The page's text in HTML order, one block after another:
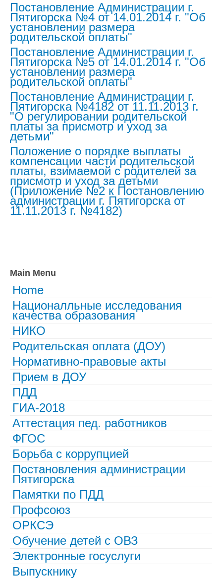
Постановление Администрации г.
Пятигорска №4 от 14.01.2014 г. "Об
установлении размера
родительской оплаты"
Постановление Администрации г.
Пятигорска №5 от 14.01.2014 г. "Об
установлении размера
родительской оплаты"
Постановление Администрации г.
Пятигорска №4182 от 11.11.2013 г.
"О регулировании родительской
платы за присмотр и уход за
детьми"
Положение о порядке выплаты
компенсации части родительской
платы, взимаемой с родителей за
присмотр и уход за детьми
(Приложение №2 к Постановлению
администрации г. Пятигорска от
11.11.2013 г. №4182)
Main Menu
Home
Националльные исследования
качества образования
НИКО
Родительская оплата (ДОУ)
Нормативно-правовые акты
Прием в ДОУ
ПДД
ГИА-2018
Аттестация пед. работников
ФГОС
Борьба с коррупцией
Постановления администрации
Пятигорска
Памятки по ПДД
Профсоюз
ОРКСЭ
Обучение детей с ОВЗ
Электронные госуслуги
Выпускнику